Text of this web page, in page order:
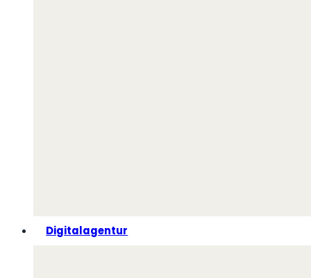
Digitalagentur